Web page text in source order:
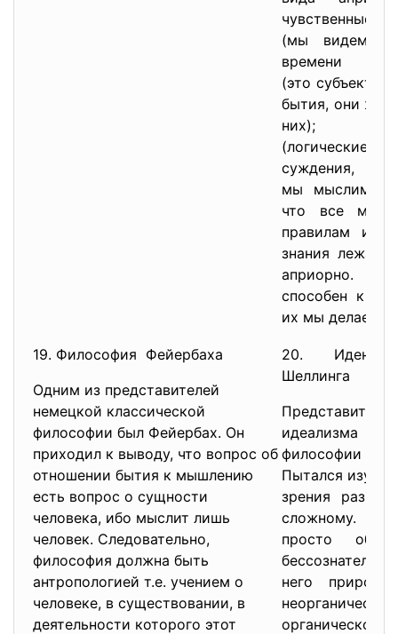
чувственные
(мы видем
времени и
(это
бытия, они
них);
суждения,
мы мыслим?
что все
правилам и
знания лежат
априорно.
способен к
их мы делаем
19. Философия Фейербаха
Одним из представителей
немецкой классической
философии был Фейербах. Он
приходил к выводу, что вопрос об
отношении бытия к мышлению
есть вопрос о сущности
человека, ибо мыслит лишь
человек. Следовательно,
философия должна быть
антропологией т.е. учением о
человеке, в существовании, в
деятельности которого этот
20.
Шеллинга
идеализма
философии в
Пытался
зрения
сложному. У
просто
него